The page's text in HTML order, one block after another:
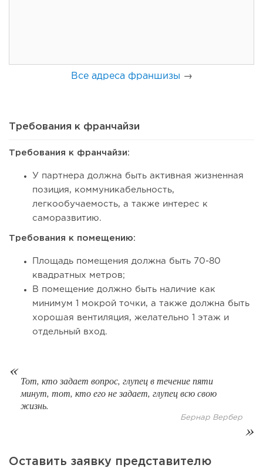
Coffee Way приступил к масштабированию собственной
модели производства...
От стартапа за 30 тысяч рублей до бизнеса стоимостью
миллиарды:...
Все адреса франшизы →
Требования к франчайзи
Требования к франчайзи:
У партнера должна быть активная жизненная
позиция, коммуникабельность,
легкообучаемость, а также интерес к
саморазвитию.
Требования к помещению:
Площадь помещения должна быть 70-80
квадратных метров;
В помещение должно быть наличие как
минимум 1 мокрой точки, а также должна быть
хорошая вентиляция, желательно 1 этаж и
отдельный вход.
Тот, кто задает вопрос, глупец в течение пяти
минут, тот, кто его не задает, глупец всю свою
жизнь.
Бернар Вербер
Оставить заявку представителю